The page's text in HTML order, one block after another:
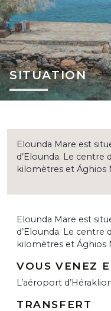
SITUATION
Elounda Mare est
d’Elounda. Le centre
kilomètres et Ághios
Elounda Mare est
d’Elounda. Le centre
kilomètres et Ághios
VOUS VENEZ
L’aéroport
TRANSFERT